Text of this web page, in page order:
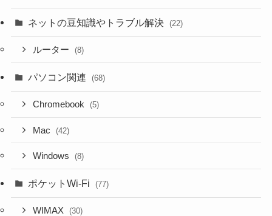
ネットの豆知識やトラブル解決 (22)
ルーター (8)
パソコン関連 (68)
Chromebook (5)
Mac (42)
Windows (8)
ポケットWi-Fi (77)
WIMAX (30)